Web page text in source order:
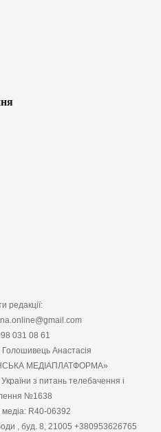
редакції:
031 08 61
Анастасія
МЕДІАПЛАТФОРМА»
з питань телебачення і
№1638
медіа: R40-06392
, буд. 8, 21005 +380953626765